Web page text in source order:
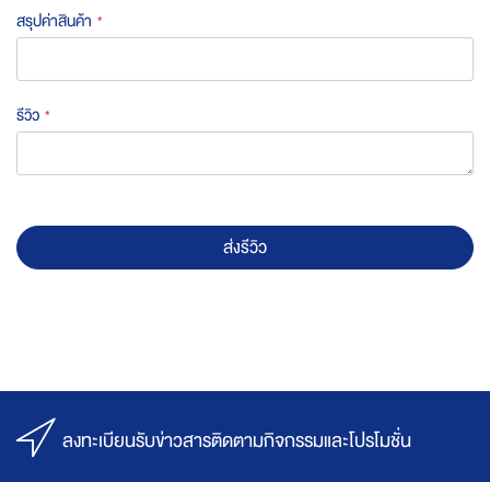
สรุปค่าสินค้า
รีวิว
ส่งรีวิว
ลงทะเบียนรับข่าวสารติดตามกิจกรรมและโปรโมชั่น